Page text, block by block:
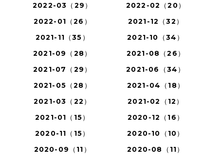
2022-03（29）
2022-02（20）
2022-01（26）
2021-12（32）
2021-11（35）
2021-10（34）
2021-09（28）
2021-08（26）
2021-07（29）
2021-06（34）
2021-05（28）
2021-04（18）
2021-03（22）
2021-02（12）
2021-01（15）
2020-12（16）
2020-11（15）
2020-10（10）
2020-09（11）
2020-08（11）